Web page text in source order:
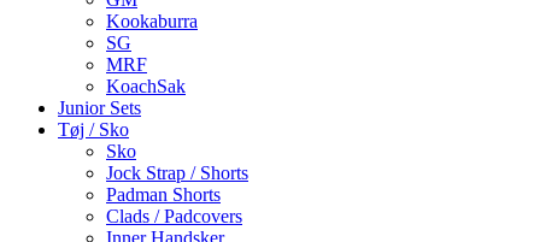
Kookaburra
SG
MRF
KoachSak
Junior Sets
Tøj / Sko
Sko
Jock Strap / Shorts
Padman Shorts
Clads / Padcovers
Inner Handsker